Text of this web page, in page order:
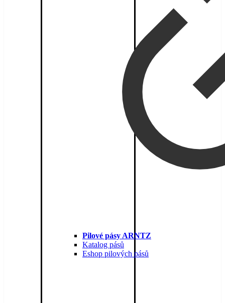
Pilové pásy ARNTZ
Katalog pásů
Eshop pilových pásů